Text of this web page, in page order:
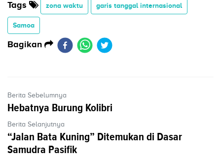
Tags zona waktu garis tanggal internasional
Samoa
Bagikan
Berita Sebelumnya
Hebatnya Burung Kolibri
Berita Selanjutnya
“Jalan Bata Kuning” Ditemukan di Dasar
Samudra Pasifik